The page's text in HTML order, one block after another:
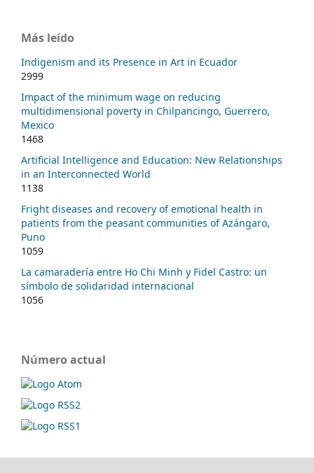
Más leído
Indigenism and its Presence in Art in Ecuador
2999
Impact of the minimum wage on reducing
multidimensional poverty in Chilpancingo, Guerrero,
Mexico
1468
Artificial Intelligence and Education: New Relationships
in an Interconnected World
1138
Fright diseases and recovery of emotional health in
patients from the peasant communities of Azángaro,
Puno
1059
La camaradería entre Ho Chi Minh y Fidel Castro: un
símbolo de solidaridad internacional
1056
Número actual